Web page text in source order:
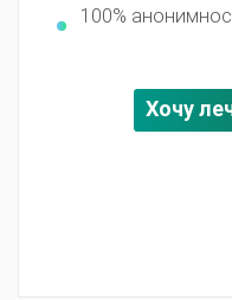
лечиться на дому